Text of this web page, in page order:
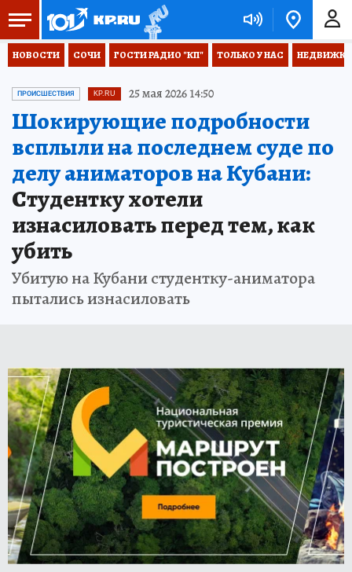
НОВОСТИ СОЧИ ГОСТИ РАДИО "КП" ТОЛЬКО У НАС НЕДВИЖКА
ПРОИСШЕСТВИЯ KP.RU 25 мая 2026 14:50
Шокирующие подробности
всплыли на последнем суде по
делу аниматоров на Кубани:
Студентку хотели
изнасиловать перед тем, как
убить
Убитую на Кубани студентку-аниматора
пытались изнасиловать